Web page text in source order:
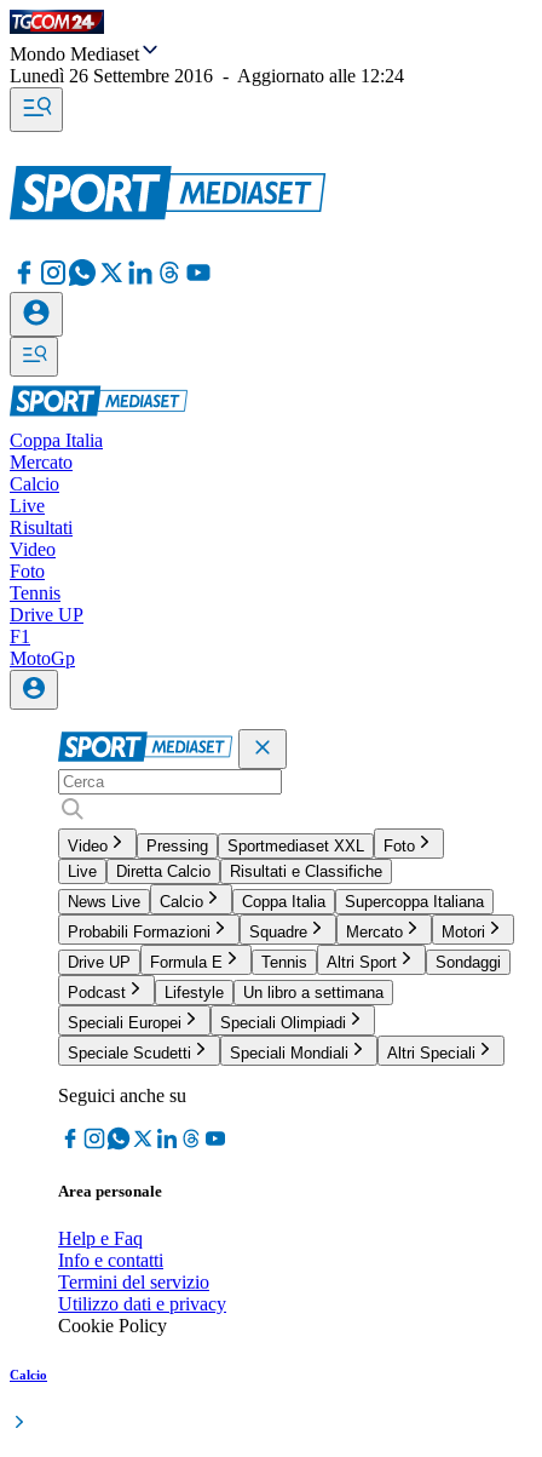
Mondo Mediaset
Lunedì 26 Settembre 2016 - Aggiornato alle 12:24
Coppa Italia
Mercato
Calcio
Live
Risultati
Video
Foto
Tennis
Drive UP
F1
MotoGp
Video Pressing Sportmediaset XXL
Foto
Live
Diretta Calcio
Risultati e Classifiche
News Live
Calcio Coppa Italia
Supercoppa Italiana
Probabili Formazioni
Squadre Mercato
Motori
Drive UP
Formula E Tennis Altri Sport
Sondaggi
Podcast
Lifestyle
Un libro a settimana
Speciali Europei
Speciali Olimpiadi
Speciale Scudetti
Speciali Mondiali Altri Speciali
Seguici anche su
Area personale
Help e Faq
Info e contatti
Termini del servizio
Utilizzo dati e privacy
Cookie Policy
Calcio